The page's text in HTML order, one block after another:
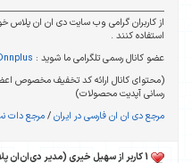
از کاربران گرامی وب سایت دی ان ان
استفاده کنند .
عضو کانال رسمی تلگرامی ما شوید :
(محتوای کانال ارائه کد تخفیف مخصوص
رسانی آپدیت محصولات)
مرجع دی ان ان فارسی در ایران/مرجع دات